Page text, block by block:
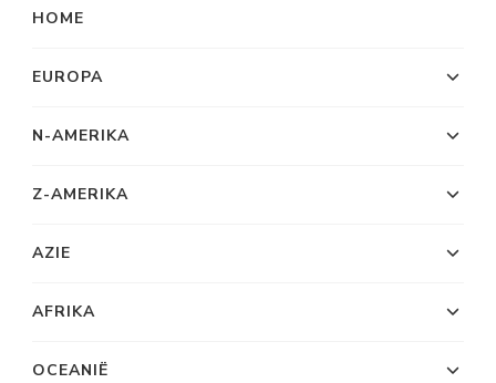
HOME
EUROPA
N-AMERIKA
Z-AMERIKA
AZIE
AFRIKA
OCEANIË